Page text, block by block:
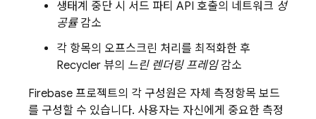
생태계 중단 시 서드 파티 API 호출의 네트워크 성
공률감소
각 항목의 오프스크린 처리를 최적화한 후
Recycler 뷰의 느린 렌더링 프레임감소
Firebase 프로젝트의 각 구성원은 자체 측정항목 보드
를 구성할 수 있습니다. 사용자는 자신에게 중요한 측정